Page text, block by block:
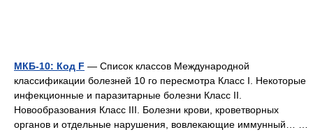
МКБ-10: Код F — Список классов Международной
классификации болезней 10 го пересмотра Класс I. Некоторые
инфекционные и паразитарные болезни Класс II.
Новообразования Класс III. Болезни крови, кроветворных
органов и отдельные нарушения, вовлекающие иммунный… …